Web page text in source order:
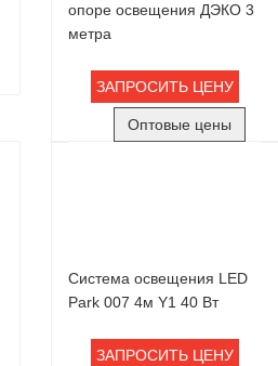
опоре освещения ДЭКО 3
метра
ЗАПРОСИТЬ ЦЕНУ
Оптовые цены
Система освещения LED
Park 007 4м Y1 40 Вт
ЗАПРОСИТЬ ЦЕНУ